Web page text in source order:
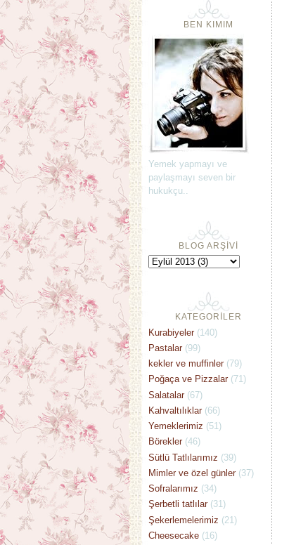
BEN KIMIM
Yemek yapmayı ve
paylaşmayı seven bir
hukukçu..
BLOG ARŞİVİ
KATEGORİLER
Kurabiyeler (140)
Pastalar (99)
kekler ve muffinler (79)
Poğaça ve Pizzalar (71)
Salatalar (67)
Kahvaltılıklar (66)
Yemeklerimiz (51)
Börekler (46)
Sütlü Tatlılarımız (39)
Mimler ve özel günler (37)
Sofralarımız (34)
Şerbetli tatlılar (31)
Şekerlemelerimiz (21)
Cheesecake (16)